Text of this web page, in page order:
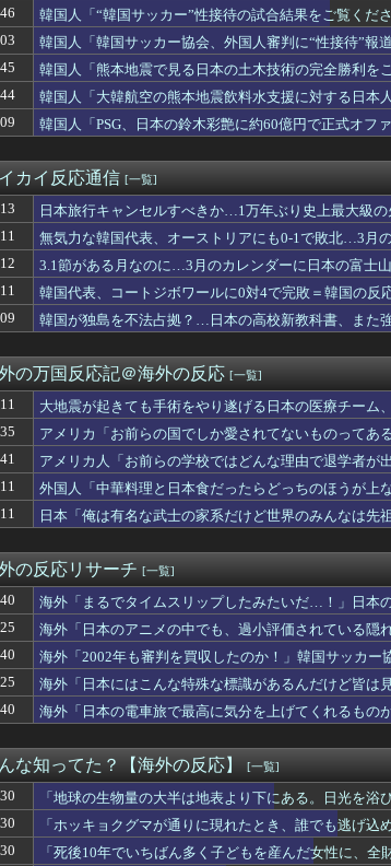
大臣、熊本地震の林野火災で自衛隊派遣へ！←「迅速な対
反応】デコトラは過小評価されている日本のサブカルチャ
ッカー審判に対する性接待疑惑、ついに日本や英国メディ
手の反発が楽しみ」モウリーニョがレアル・に導入した新
日本が誇るキャプテン翼の高橋陽一は実は〇〇を知らなか
世界37チームを抑えて韓国陸軍701特攻連隊が『最高のス
反応】6連敗のドジャースをまだ信じているファンはいる
株価43万ウォン→3万ウォンに衝撃的な暴落…底だと思った
「日本を好意的に見ている？それとも否定的に見ている？投
ルサ王国に？」ロドリがまさかのバルサ移籍か？（海外の
】ワークはハードだよ【ポーランドボール】
反応】アルゼンチン協会、FIFA会長に断固たる支持を表明
熊本地震で見る日本の土木技術の完全勝利をご覧ください
本国民は怒るべきだな」日本の国税職員が脱税した金額に海
実は意外に日本が市場を独占している産業がこちら・・・
事翻訳 『超先進国！韓国国民様、真昼のソウルのど真ん中
るでタイムスリップしたみたいだ…！」日本の江戸時代の街
「お前らの国でしか愛されてないものってある？」日本「納
ルスを創る時代：暴走する科学への警鐘（海外の反応）
爆展示の仕方に世界が騒然！←「子供にショックが大きい
韓国人「エボシ御前の声の人、若い頃がこれかよ」
本人はなんて気高いんだ！」 英高級紙も驚愕した極限の中
本人店員が客にムカついた結果」（海外の反応）
安打1打点！レッドソックスがホワイトソックスに劇的サヨ
ぇ！トランプの暴言にカナダが啖呵を切ったってぇ話だ（
反応】元巨人のマイコラスがメジャー10年在籍を迎える【
応：任天堂が熊本地震で無償修理対応
火栓もフェイクだから消防士が右往左往する中国www」
宮頸部には神経がないので痛みは感じませんよ」医者に真
が今永昇太を睨みつける様子に全米騒然！←「最高の二人
日本の未来は安泰だ」16歳MF三井寺眞、衝撃ゴール！久保
この夏、韓国人が東京へ行くしかない理由がこちら…」→
日本の力士の姿に世界が騒然！←「同一人物とは思えない
我が国に価値のある歴史遺産や伝統が残ってない本当の理
がMVP」岡本vs鈴木の日本人対決はカブスの劇的サヨナラ
されるな！」日本で措置命令が出たステマ案件に海外興味津
反応】 ルイス・アラエスがホーム生還時に珍判断【MLB】
反応】80系ランドクルーザーは誰にでも愛されるSUVだ！
シンプルな問い【ポーランドボール】
の親じゃない」と10年言われ続けた妻、ある日から薬の管
韓国人「“韓国サッカー”性接待の試合結果をご覧く
サッカーだ」
韓国人「韓国サッカー協会、外国人審判に“性接待”
ってたこと正しかったね・・・」「もうサッカー代表
韓国人「熊本地震で見る日本の土木技術の完全勝利
何か適当に作る感じがしない・・・」「あれがまさに
韓国人「大韓航空の熊本地震飲料水支援に対する日本
韓国人「PSG、日本の鈴木彩艶に約60億円で正式オ
カイ反応通信 [一覧]
日本旅行キャンセルすべきか…1万年ぶり史上最大級
無気力な韓国代表、オーストリアにも0-1で敗北…3月
3.1節がある月なのに…3月のカレンダーに日本の富士
韓国代表、コートジボワールに0対4で完敗＝韓国の反
韓国が独島を不法占拠？…日本の高校新教科書、また
の万国反応記＠海外の反応 [一覧]
大地震が起きても手術をやり遂げる日本の医療チーム
アメリカ「お前らの国でしか愛されてないものってあ
アメリカ人「お前らの学校ではどんな理由で退学者が
外国人「中華料理と日本食だったらどっちのほうが上な
日本「俺は有名な武士の家系だけど世界のみんなは先
の反応リサーチ [一覧]
海外「まるでタイムスリップしたみたいだ…！」日本
は・・・？【海外の反応】
海外「日本のアニメの中でも、過小評価されている隠
海外「2002年も審判を買収したのか！」韓国サッカー
海外「日本にはこんな特殊な標識があるんだけど皆
応】
海外「日本の電車旅で最高に気分を上げてくれるも
な知ってた？【海外の反応】 [一覧]
「地球の生物量の大半は地表より下にある。日光を
「ホッキョクグマが通りに現れたとき、誰でも逃げ
「死後10年でいちばん多く子どもを産んだ女性に、